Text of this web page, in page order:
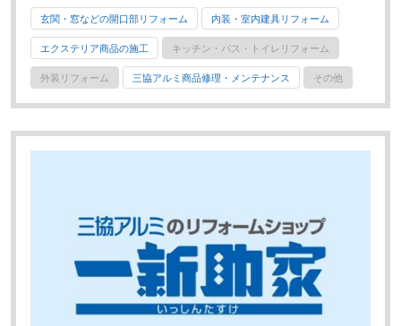
玄関・窓などの開口部リフォーム 内装・室内建具リフォーム
エクステリア商品の施工 キッチン・バス・トイレリフォーム
外装リフォーム 三協アルミ商品修理・メンテナンス その他